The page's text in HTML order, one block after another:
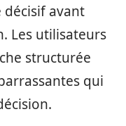
avant
Les utilisateurs
structurée
qui